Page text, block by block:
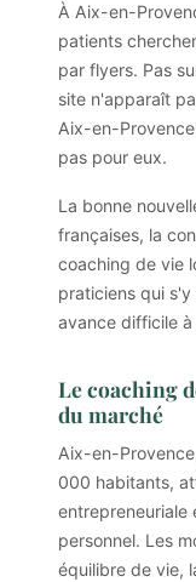
À Aix-en-
patients
par flyers. Pas
site n'apparaît
Aix-en-
pas pour eux.
La bonne
françaises, la
coaching de vie
praticiens qui
avance difficile
Le coaching
du marché
Aix-en-
000 habitants,
entrepreneuriale
personnel. Les
équilibre de vie,